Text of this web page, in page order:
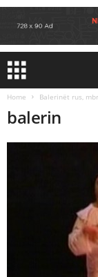
Home Balerinët rus,
balerin